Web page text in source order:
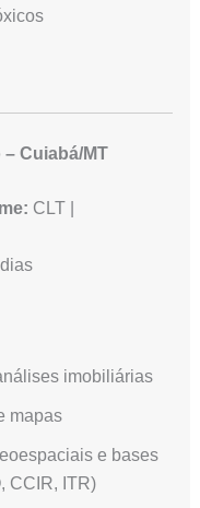
Cuiabá/MT
CLT |
imobiliárias
mapas
e bases
CCIR, ITR)